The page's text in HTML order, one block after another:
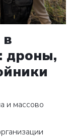
дроны,
и массово